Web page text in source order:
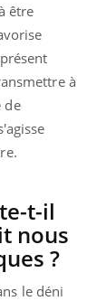
être
à
de
t-il
nous
?
le déni